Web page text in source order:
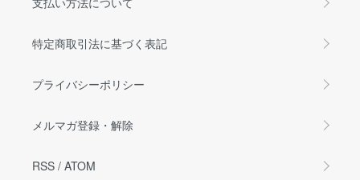
特定商取引法に基づく表記
プライバシーポリシー
メルマガ登録・解除
RSS / ATOM